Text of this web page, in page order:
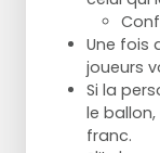
Points
Le
Une fois
joueurs
Si la
le
franc.